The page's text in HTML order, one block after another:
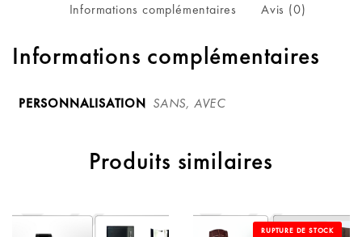
Informations complémentaires Avis (0)
Informations complémentaires
PERSONNALISATION SANS, AVEC
Produits similaires
RUPTURE DE STOCK